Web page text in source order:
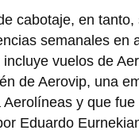
cabotaje, en tanto,
semanales en
vuelos de
de Aerovip, una
y que fue
Eduardo